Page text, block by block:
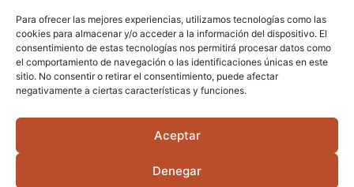
Para ofrecer las mejores experiencias, utilizamos tecnologías como las
cookies para almacenar y/o acceder a la información del dispositivo. El
consentimiento de estas tecnologías nos permitirá procesar datos como
el comportamiento de navegación o las identificaciones únicas en este
sitio. No consentir o retirar el consentimiento, puede afectar
negativamente a ciertas características y funciones.
Aceptar
Denegar
Desinfección de agua
CONTACTA
Cami Primera Marrada, SN, 25600, Balaguer
info@jardipamies.com
621 238 242